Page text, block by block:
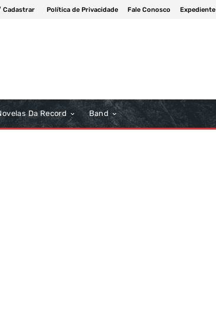
Cadastrar Política de Privacidade Fale Conosco Expediente
Da Record Band